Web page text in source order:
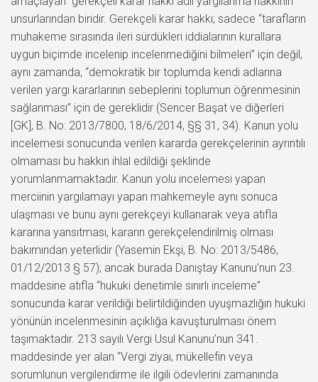
unsurlarından biridir. Gerekçeli karar hakkı; sadece “tarafların
muhakeme sırasında ileri sürdükleri iddialarının kurallara
uygun biçimde incelenip incelenmediğini bilmeleri” için değil,
aynı zamanda, “demokratik bir toplumda kendi adlarına
verilen yargı kararlarının sebeplerini toplumun öğrenmesinin
sağlanması” için de gereklidir (Sencer Başat ve diğerleri
[GK], B. No: 2013/7800, 18/6/2014, §§ 31, 34). Kanun yolu
incelemesi sonucunda verilen kararda gerekçelerinin ayrıntılı
olmaması bu hakkın ihlal edildiği şeklinde
yorumlanmamaktadır. Kanun yolu incelemesi yapan
merciinin yargılamayı yapan mahkemeyle aynı sonuca
ulaşması ve bunu aynı gerekçeyi kullanarak veya atıfla
kararına yansıtması, kararın gerekçelendirilmiş olması
bakımından yeterlidir (Yasemin Ekşi, B. No: 2013/5486,
01/12/2013 § 57); ancak burada Danıştay Kanunu’nun 23.
maddesine atıfla “hukuki denetimle sınırlı inceleme”
sonucunda karar verildiği belirtildiğinden uyuşmazlığın hukuki
yönünün incelenmesinin açıklığa kavuşturulması önem
taşımaktadır. 213 sayılı Vergi Usul Kanunu’nun 341.
maddesinde yer alan “Vergi ziyaı, mükellefin veya
sorumlunun vergilendirme ile ilgili ödevlerini zamanında